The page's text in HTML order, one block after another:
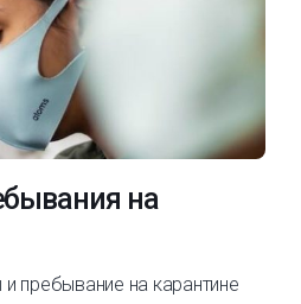
на
пребывание на карантине